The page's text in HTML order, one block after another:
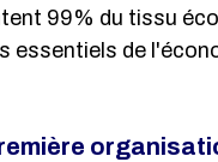
99% du tissu
essentiels de